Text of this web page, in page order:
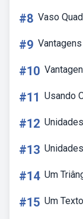
#8 Vaso
#9
#10
#11 Usando
#12
#13
#14 Um
#15 Um